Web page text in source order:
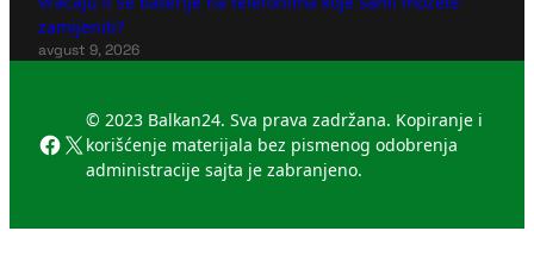
zamijeniti?
avgust 9, 2026
Facebook
X
© 2023 Balkan24. Sva prava zadržana. Kopiranje i
korišćenje materijala bez pismenog odobrenja
administracije sajta je zabranjeno.